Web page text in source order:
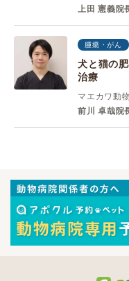
上田 憲義院
腫瘍・がん
犬と猫の
治療
マエカワ動
前川 卓哉院